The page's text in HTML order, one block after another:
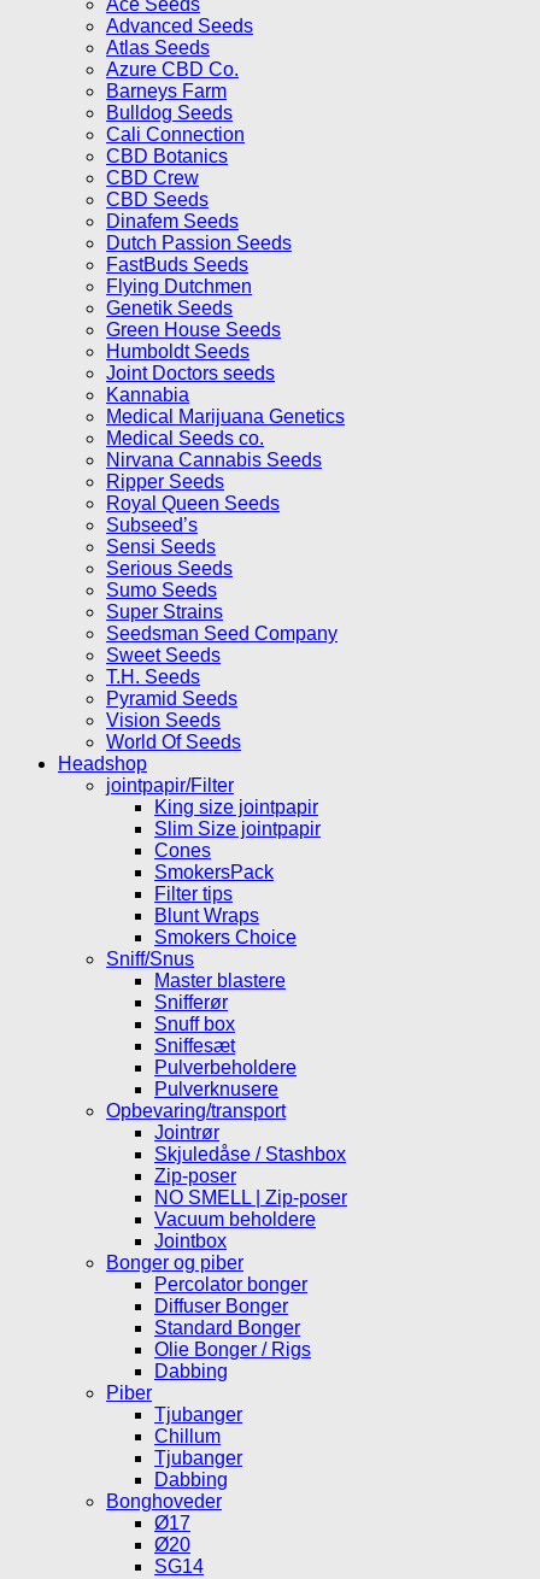
Ace Seeds
Advanced Seeds
Atlas Seeds
Azure CBD Co.
Barneys Farm
Bulldog Seeds
Cali Connection
CBD Botanics
CBD Crew
CBD Seeds
Dinafem Seeds
Dutch Passion Seeds
FastBuds Seeds
Flying Dutchmen
Genetik Seeds
Green House Seeds
Humboldt Seeds
Joint Doctors seeds
Kannabia
Medical Marijuana Genetics
Medical Seeds co.
Nirvana Cannabis Seeds
Ripper Seeds
Royal Queen Seeds
Subseed’s
Sensi Seeds
Serious Seeds
Sumo Seeds
Super Strains
Seedsman Seed Company
Sweet Seeds
T.H. Seeds
Pyramid Seeds
Vision Seeds
World Of Seeds
Headshop
jointpapir/Filter
King size jointpapir
Slim Size jointpapir
Cones
SmokersPack
Filter tips
Blunt Wraps
Smokers Choice
Sniff/Snus
Master blastere
Snifferør
Snuff box
Sniffesæt
Pulverbeholdere
Pulverknusere
Opbevaring/transport
Jointrør
Skjuledåse / Stashbox
Zip-poser
NO SMELL | Zip-poser
Vacuum beholdere
Jointbox
Bonger og piber
Percolator bonger
Diffuser Bonger
Standard Bonger
Olie Bonger / Rigs
Dabbing
Piber
Tjubanger
Chillum
Tjubanger
Dabbing
Bonghoveder
Ø17
Ø20
SG14